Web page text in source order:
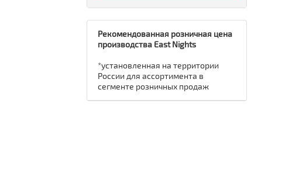
Рекомендованная розничная цена
производства East Nights
*установленная на территории
России для ассортимента в
сегменте розничных продаж